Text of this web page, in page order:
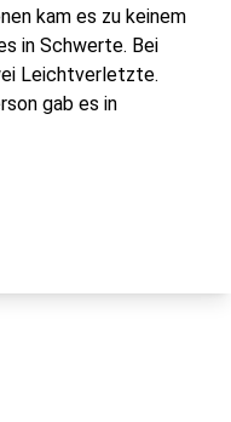
kam es zu keinem
in Schwerte. Bei
Leichtverletzte.
gab es in